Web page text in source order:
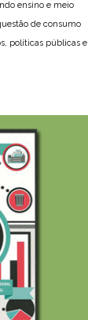
ensino e meio
de consumo
políticas públicas e